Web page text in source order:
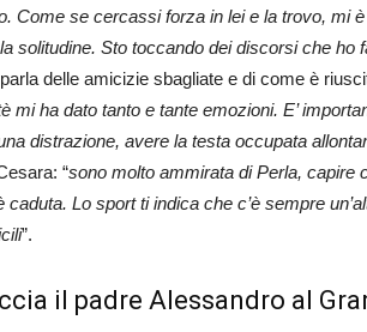
Come se cercassi forza in lei e la trovo, mi
solitudine. Sto toccando dei discorsi che ho
delle amicizie sbagliate e di come è
mi ha dato tanto e tante emozioni. E’
distrazione, avere la testa occupata
“sono molto ammirata di Perla, capire
Lo sport ti indica che c’è sempre
”.
il padre Alessandro al